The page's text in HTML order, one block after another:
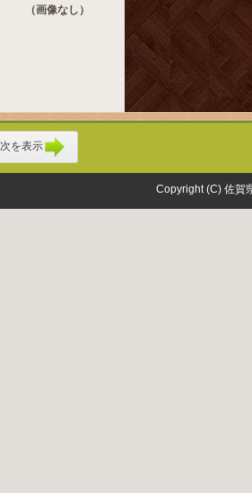
（画像なし）
次を表示
Copyright (C) 佐賀